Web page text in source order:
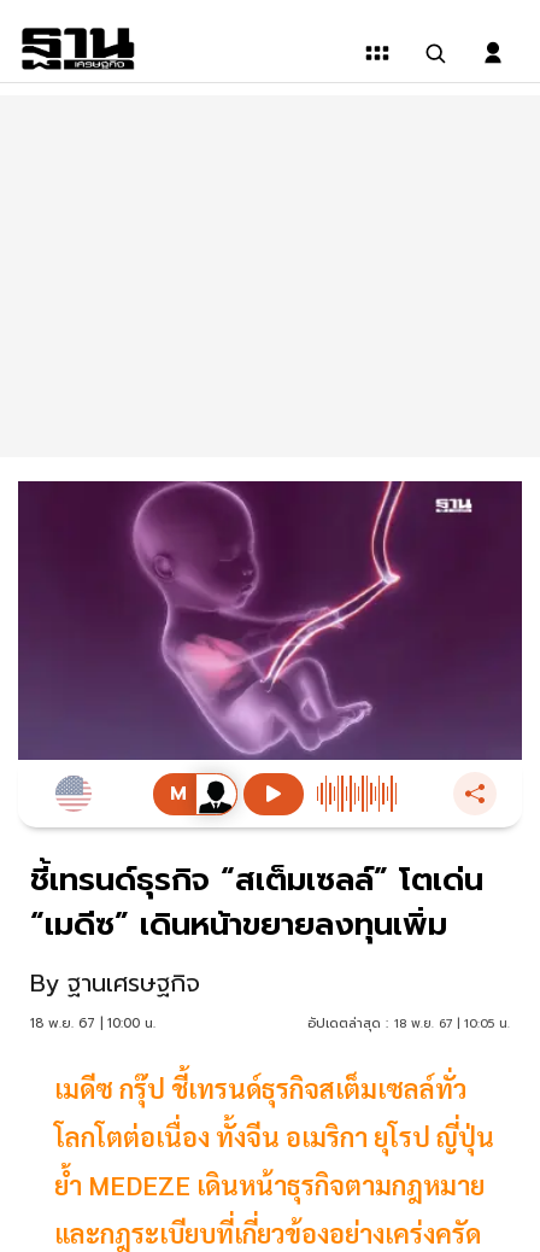
ชี้เทรนด์ธุรกิจ “สเต็มเซลล์” โตเด่น
“เมดีซ” เดินหน้าขยายลงทุนเพิ่ม
By ฐานเศรษฐกิจ
18 พ.ย. 67 | 10:00 น. อัปเดตล่าสุด : 18 พ.ย. 67 | 10:05 น.
เมดีซ กรุ๊ป ชี้เทรนด์ธุรกิจสเต็มเซลล์ทั่ว
โลกโตต่อเนื่อง ทั้งจีน อเมริกา ยุโรป ญี่ปุ่น
ย้ำ MEDEZE เดินหน้าธุรกิจตามกฎหมาย
และกฎระเบียบที่เกี่ยวข้องอย่างเคร่งครัด